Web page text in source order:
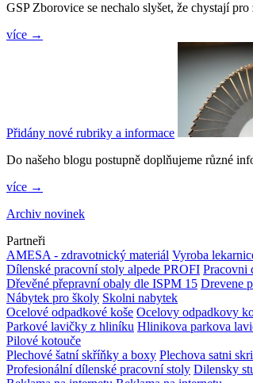
GSP Zborovice se nechalo slyšet, že chystají
více →
Přidány nové rubriky a informace
Do našeho blogu postupně doplňujeme různé
více →
Archiv novinek
Partneři
AMESA - zdravotnický materiál Vyroba
Dílenské pracovní stoly alpede PROFI Pracovni
Dřevěné přepravní obaly dle ISPM 15 Drevene
Nábytek pro školy Skolni nabytek
Ocelové odpadkové koše Ocelovy odpadkovy
Parkové lavičky z hliníku Hlinikova parkova
Pilové kotouče
Plechové šatní skříňky a boxy Plechova satni
Profesionální dílenské pracovní stoly Dilensky